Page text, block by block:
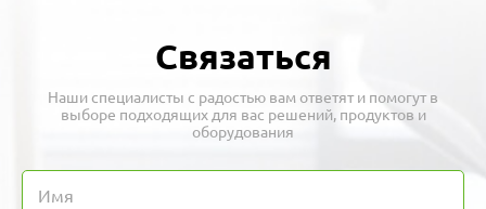
Связаться
Наши специалисты с радостью вам ответят и помогут в
выборе подходящих для вас решений, продуктов и
оборудования